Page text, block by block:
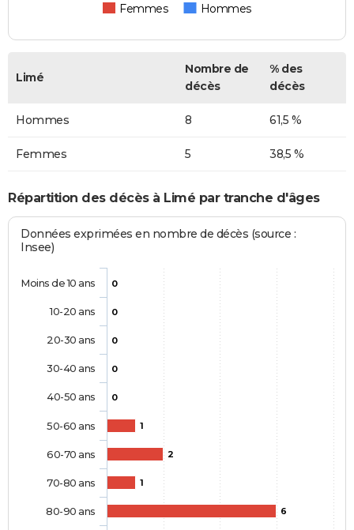
Femmes Hommes
Limé
Nombre de
décès
% des
décès
Hommes 8 61,5 %
Femmes 5 38,5 %
Répartition des décès à Limé par tranche d'âges
Données exprimées en nombre de décès (source :
Insee)
0
0
0
0
0
1
2
1
6
Moins de 10 ans
10-20 ans
20-30 ans
30-40 ans
40-50 ans
50-60 ans
60-70 ans
70-80 ans
80-90 ans